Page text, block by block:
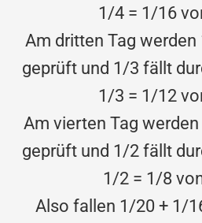
1/4 = 1/16
Am dritten Tag
geprüft und 1/3 fällt
1/3 = 1/12
Am vierten Tag
geprüft und 1/2 fällt
1/2 = 1/8
Also fallen 1/20 + 1/